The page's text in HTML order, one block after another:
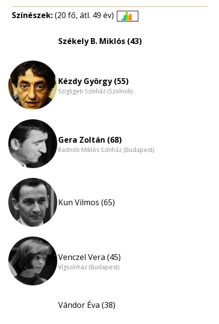
Színészek:(20 fő, átl. 49 év)
Életkori
eloszlás
nagyítása
Székely B. Miklós (43)
Kézdy György (55)
Szigligeti Színház (Szolnok)
Gera Zoltán (68)
Radnóti Miklós Színház (Budapest)
Kun Vilmos (65)
Venczel Vera (45)
Vígszínház (Budapest)
Vándor Éva (38)